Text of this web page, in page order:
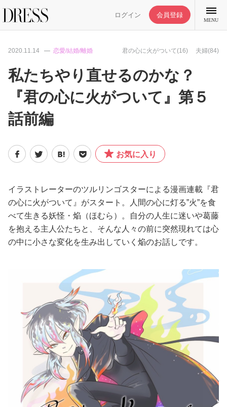
ログイン 会員登録
MENU
特集記事
DRESS部活
ライフスタイル
ファッション
恋愛/結婚/離婚
美容/健康
ワークスタイル
妊娠/出産/家族
ココロ/カラダ
グルメ
トラベル
2020.11.14 恋愛/結婚/離婚 君の心に火がついて(16) 夫婦(84)
私たちやり直せるのかな？
『君の心に火がついて』第５
話前編
お気に入り
イラストレーターのツルリンゴスターによる漫画連載『君
の心に火がついて』がスタート。人間の心に灯る”火”を食
べて生きる妖怪・焔（ほむら）。自分の人生に迷いや葛藤
を抱える主人公たちと、そんな人々の前に突然現れては心
の中に小さな変化を生み出していく焔のお話しです。